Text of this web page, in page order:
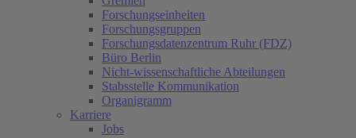
Forschungseinheiten
Forschungsgruppen
Forschungsdatenzentrum Ruhr (FDZ)
Büro Berlin
Nicht-wissenschaftliche Abteilungen
Stabsstelle Kommunikation
Organigramm
Karriere
Jobs